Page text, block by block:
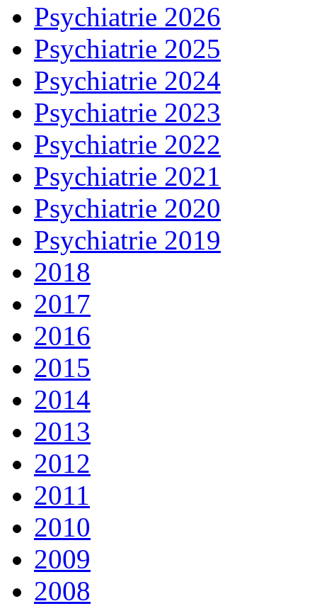
Psychiatrie 2026
Psychiatrie 2025
Psychiatrie 2024
Psychiatrie 2023
Psychiatrie 2022
Psychiatrie 2021
Psychiatrie 2020
Psychiatrie 2019
2018
2017
2016
2015
2014
2013
2012
2011
2010
2009
2008